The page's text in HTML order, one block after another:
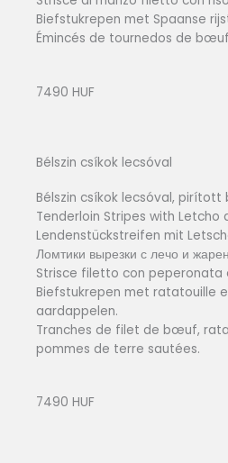
Biefstukrepen met Spaanse
Émincés de tournedos de
7490 HUF
Bélszin csíkok lecsóval
Bélszin csíkok lecsóval, pirított
Tenderloin Stripes with Letcho
Lendenstückstreifen mit
Ломтики вырезки с лечо и
Strisce filetto con
Biefstukrepen met ratatouille
aardappelen.
Tranches de filet de bœuf,
pommes de terre sautées.
7490 HUF